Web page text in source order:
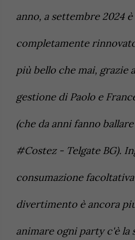
anno, a settembre 2024
completamente
più bello che mai, grazie
gestione di Paolo e
(che da anni fanno
#Costez - Telgate BG).
consumazione facoltativa
divertimento è ancora
animare ogni party c'è la